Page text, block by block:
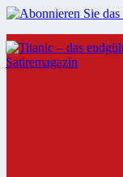
Zum
Inhalt
springen